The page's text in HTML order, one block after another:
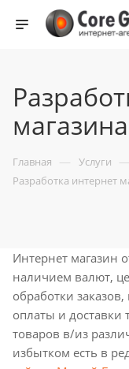
магазина
Главная — Услуги —
Разработка интернет
Интернет магазин
наличием валют,
обработки
оплаты и доставки
товаров в/из
избытком есть в